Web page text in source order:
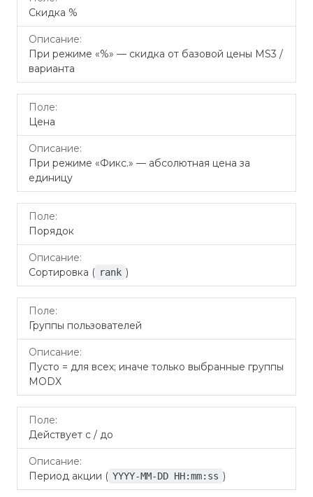
Скидка %
При режиме «%» — скидка от базовой цены MS3 /
варианта
Цена
При режиме «Фикс.» — абсолютная цена за
единицу
Порядок
Сортировка ( rank )
Группы пользователей
Пусто = для всех; иначе только выбранные группы
MODX
Действует с / до
Период акции ( YYYY-MM-DD HH:mm:ss )